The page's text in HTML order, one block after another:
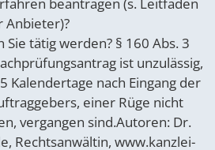
Anbieter)?
Sie tätig werden? § 160 Abs. 3
ist unzulässig,
Kalendertage nach Eingang der
einer Rüge nicht
vergangen sind.Autoren: Dr.
Rechtsanwältin, www.kanzlei-